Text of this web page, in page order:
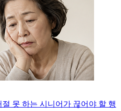
절 못 하는 시니어가 끊어야 할 행